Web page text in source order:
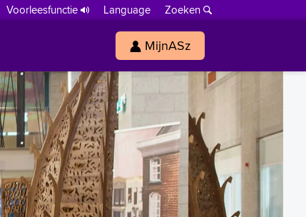
Voorleesfunctie Language
Zoeken
MijnASz